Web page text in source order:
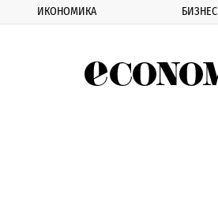
ИКОНОМИКА БИЗНЕС